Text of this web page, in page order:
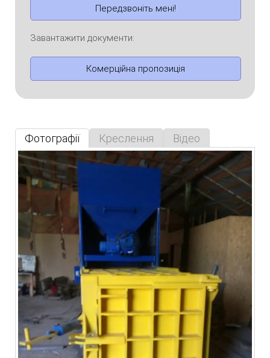
Передзвоніть мені!
Завантажити документи:
Комерційна пропозиція
Фотографії Креслення Відео